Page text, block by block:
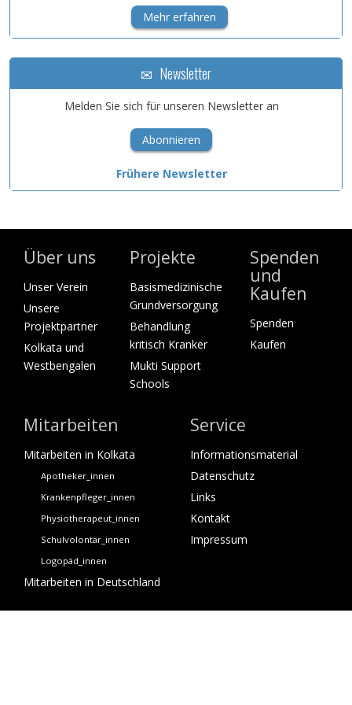
Mehr erfahren
Newsletter
Melden Sie sich für unseren Newsletter an
Abonnieren
Frühere Newsletter
Über uns
Unser Verein
Unsere
Projektpartner
Kolkata und
Westbengalen
Projekte
Basismedizinische
Grundversorgung
Behandlung
kritisch Kranker
Mukti Support
Schools
Spenden
und
Kaufen
Spenden
Kaufen
Mitarbeiten
Mitarbeiten in Kolkata
Apotheker_innen
Krankenpfleger_innen
Physiotherapeut_innen
Schulvolontär_innen
Logopäd_innen
Mitarbeiten in Deutschland
Service
Informationsmaterial
Datenschutz
Links
Kontakt
Impressum